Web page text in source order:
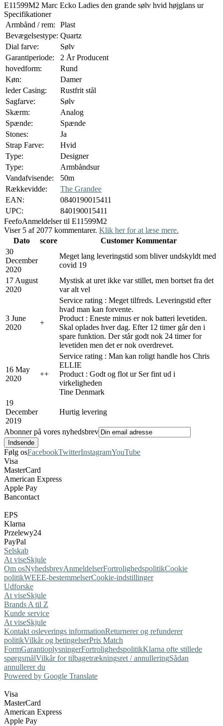
E11599M2 Marc Ecko Ladies den grande sølv hvid højglans ur
Specifikationer
Armbånd / rem:
Plast
Bevægelsestype: Quartz
Dial farve:
Sølv
Garantiperiode:
2 År Producent
hovedform:
Rund
Køn:
Damer
leder Casing:
Rustfrit stål
Sagfarve:
Sølv
Skærm:
Analog
Spænde:
Spænde
Stones:
Ja
Strap Farve:
Hvid
Type:
Designer
Type:
Armbåndsur
Vandafvisende:
50m
Rækkevidde:
The Grandee
EAN:
0840190015411
UPC:
840190015411
FeefoAnmeldelser til E11599M2
Viser 5 af 2077 kommentarer. Klik her for at læse mere.
Dato
score
Customer Kommentar
30
December
2020
Meget lang leveringstid som bliver undskyldt med
covid 19
17 August
2020
Mystisk at uret ikke var stillet, men bortset fra det
var alt vel
3 June
2020
+
Service rating : Meget tilfreds. Leveringstid efter
hvad man kan forvente.
Product : Eneste minus er nok batteri levetiden.
Skal oplades hver dag. Efter 12 timer går den i
spare funktion. Der står godt nok 24 timer for
levetiden men det er nok overdrevet.
16 May
2020
++
Service rating : Man kan roligt handle hos Chris
ELLIE
Product : Godt og flot ur Ser fint ud i
virkeligheden
Tine Denmark
19
December
2019
Hurtig levering
Abonner på vores nyhedsbrev
Følg osFacebookTwitterInstagramYouTube
Visa
MasterCard
American Express
Apple Pay
Bancontact
EPS
Klarna
Przelewy24
PayPal
Selskab
At viseSkjule
Om osNyhedsbrevAnmeldelserFortrolighedspolitikCookie
politikWEEE-bestemmelserCookie-indstillinger
Udforske
At viseSkjule
Brands A til Z
Kunde service
At viseSkjule
Kontakt osleverings informationReturnerer og refunderer
politikVilkår og betingelserPris Match
FormGarantioplysningerFortrolighedspolitikKlarna ofte stillede
spørgsmålVilkår for tilbagetrækningsret / annulleringSådan
annullerer du
Powered by Google Translate
Visa
MasterCard
American Express
Apple Pay